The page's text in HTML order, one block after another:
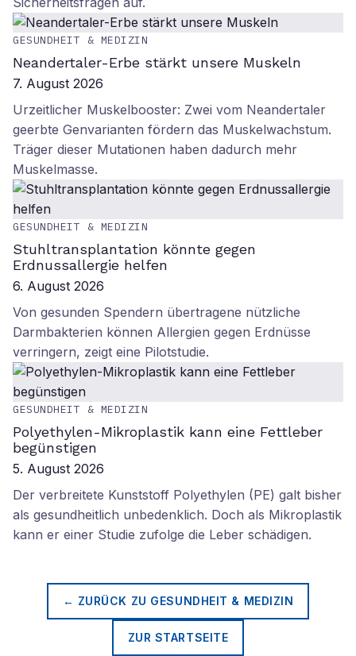
GESUNDHEIT & MEDIZIN
Neandertaler-Erbe stärkt unsere Muskeln
7. August 2026
Urzeitlicher Muskelbooster: Zwei vom Neandertaler
geerbte Genvarianten fördern das Muskelwachstum.
Träger dieser Mutationen haben dadurch mehr
Muskelmasse.
GESUNDHEIT & MEDIZIN
Stuhltransplantation könnte gegen
Erdnussallergie helfen
6. August 2026
Von gesunden Spendern übertragene nützliche
Darmbakterien können Allergien gegen Erdnüsse
verringern, zeigt eine Pilotstudie.
GESUNDHEIT & MEDIZIN
Polyethylen-Mikroplastik kann eine Fettleber
begünstigen
5. August 2026
Der verbreitete Kunststoff Polyethylen (PE) galt bisher
als gesundheitlich unbedenklich. Doch als Mikroplastik
kann er einer Studie zufolge die Leber schädigen.
← ZURÜCK ZU GESUNDHEIT & MEDIZIN
ZUR STARTSEITE